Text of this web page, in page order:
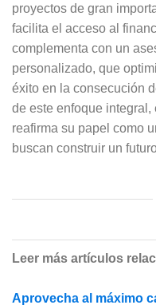
proyectos de gran
facilita el acceso al
complementa con un
personalizado, que
éxito en la consecución
de este enfoque
reafirma su papel como
buscan construir un
Leer más artículos
Aprovecha al máximo